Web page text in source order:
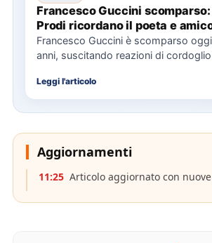
Francesco Guccini
Prodi ricordano il poeta e
Francesco Guccini è scomparso
anni, suscitando reazioni di
Leggi l'articolo
Aggiornamenti
11:25 Articolo aggiornato con